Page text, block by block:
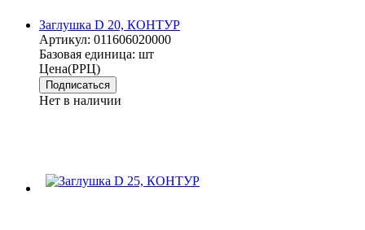
Заглушка D 20, КОНТУР
Артикул: 011606020000
Базовая единица: шт
Цена(РРЦ)
Подписаться
Нет в наличии